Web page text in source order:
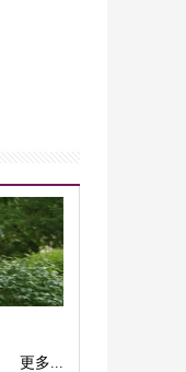
更多...